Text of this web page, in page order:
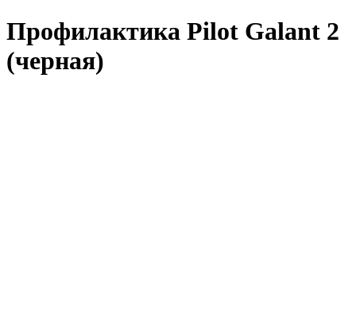
Профилактика Pilot Galant 2
(черная)